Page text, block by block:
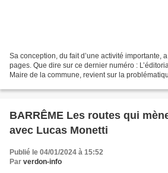
Sa conception, du fait d’une activité importante,
pages. Que dire sur ce dernier numéro :
Maire de la commune, revient sur la
BARRÊME Les routes qui
avec Lucas Monetti
Publié le 04/01/2024 à 15:52
Par verdon-info